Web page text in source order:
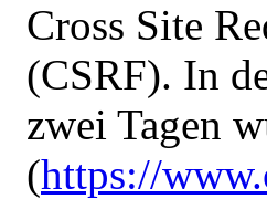
Cross Site
(CSRF). In
zwei Tagen
(https://